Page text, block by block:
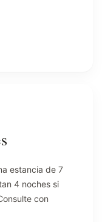
estancia de 7
4 noches si
con